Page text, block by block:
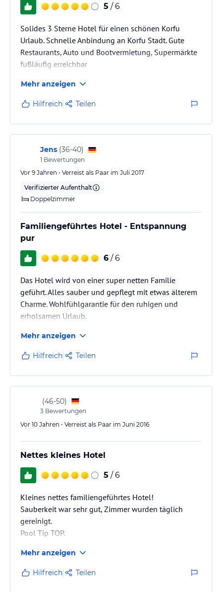
5 / 6
Solides 3 Sterne Hotel für einen schönen Korfu
Urlaub. Schnelle Anbindung an Korfu Stadt. Gute
Restaurants, Auto und Bootvermietung, Supermärkte
fußläufig erreichbar
Mehr anzeigen
Hilfreich Teilen
Jens (36-40)
1 Bewertungen
Vor 9 Jahren • Verreist als Paar im Juli 2017
Verifizierter Aufenthalt
Doppelzimmer
Familiengeführtes Hotel - Entspannung
pur
6 / 6
Das Hotel wird von einer super netten Familie
geführt. Alles sauber und gepflegt mit etwas älterem
Charme. Wohlfühlgarantie für den ruhigen und
erholsamen Urlaub.
Mehr anzeigen
Hilfreich Teilen
(46-50)
3 Bewertungen
Vor 10 Jahren • Verreist als Paar im Juni 2016
Nettes kleines Hotel
5 / 6
Kleines nettes familiengeführtes Hotel!
Sauberkeit war sehr gut, Zimmer wurden täglich
gereinigt.
Pool Tip TOP.
können, aber das ist Geschmackssache.
Mehr anzeigen
Hilfreich Teilen